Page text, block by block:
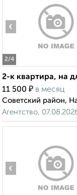
2/4
‹
2-к квартира, на
11 500 ₽ в месяц
Советский район,
Агентство,
‹